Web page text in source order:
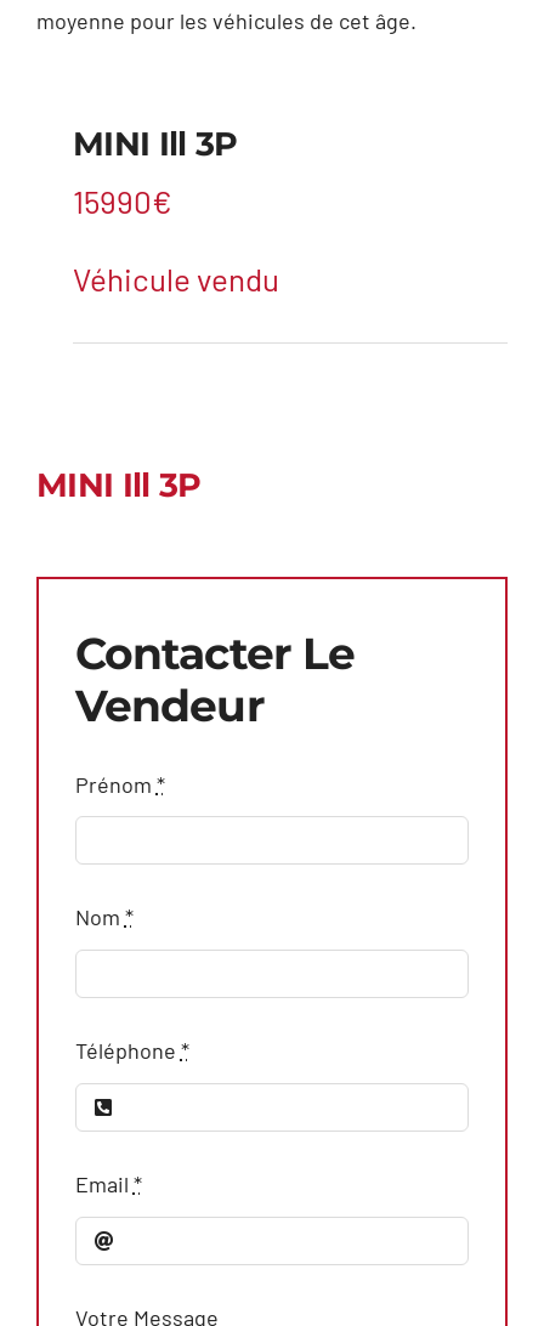
MINI Ill 3P
15990€
Véhicule vendu
MINI Ill 3P
moyenne pour les véhicules de cet âge.
Contacter Le
Vendeur
Prénom *
Nom *
Téléphone *
Email *
Votre Message